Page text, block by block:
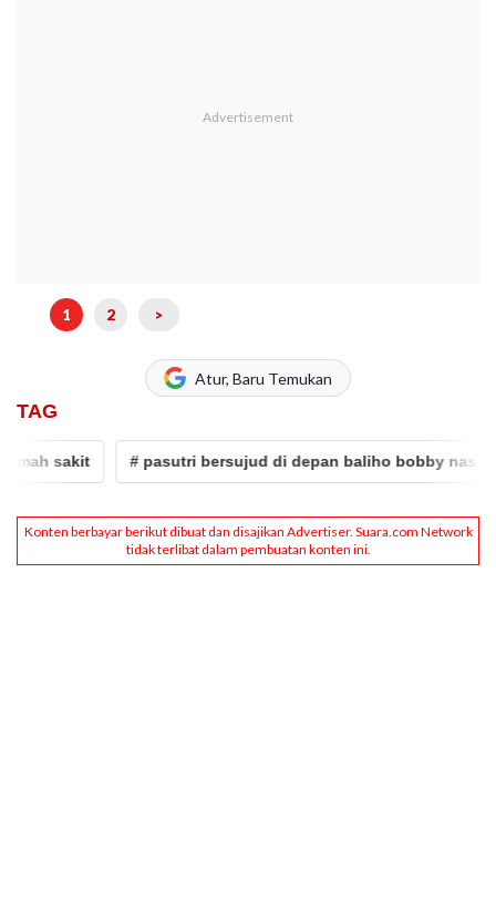
1 2 >
Atur, Baru Temukan
TAG
sakit # pasutri bersujud di depan baliho bobby nasution